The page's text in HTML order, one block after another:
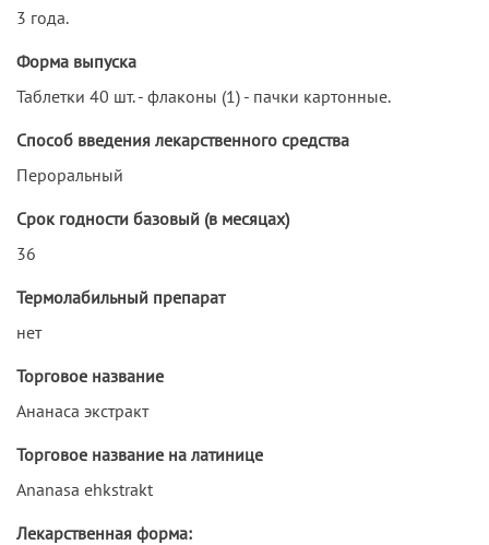
3 года.
Форма выпуска
Таблетки 40 шт. - флаконы (1) - пачки картонные.
Способ введения лекарственного средства
Пероральный
Срок годности базовый (в месяцах)
36
Термолабильный препарат
нет
Торговое название
Ананаса экстракт
Торговое название на латинице
Ananasa ehkstrakt
Лекарственная форма: